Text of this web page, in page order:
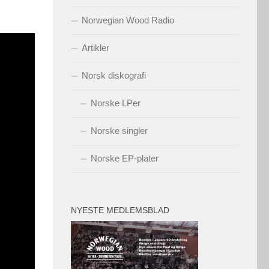
Norwegian Wood Radio
Artikler
Norsk diskografi
Norske LPer
Norske singler
Norske EP-plater
NYESTE MEDLEMSBLAD